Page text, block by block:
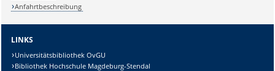
Anfahrtbeschreibung
LINKS
Universitätsbibliothek OvGU
Bibliothek Hochschule Magdeburg-Stendal